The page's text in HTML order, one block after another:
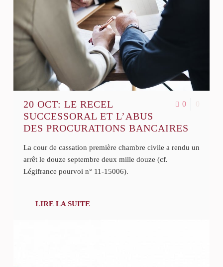
0 0
20 OCT: LE RECEL
SUCCESSORAL ET L’ABUS
DES PROCURATIONS BANCAIRES
La cour de cassation première chambre civile a rendu un
arrêt le douze septembre deux mille douze (cf.
Légifrance pourvoi n° 11-15006).
LIRE LA SUITE